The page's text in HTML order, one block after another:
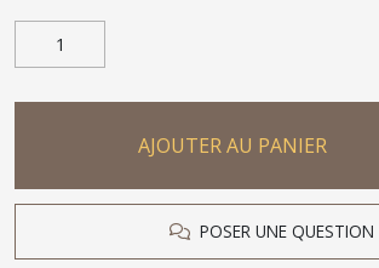
AJOUTER AU PANIER
POSER UNE QUESTION